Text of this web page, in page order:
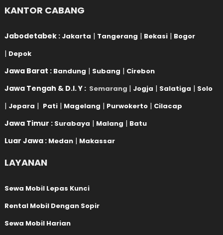
KANTOR CABANG
Jabodetabek : Jakarta | Tangerang | Bekasi | Bogor
| Depok
Jawa Barat : Bandung | Subang | Cirebon
Jawa Tengah & D.I. Y : Semarang | Jogja | Salatiga | Solo
| Jepara | Pati | Magelang | Purwokerto | Cilacap
Jawa Timur : Surabaya | Malang | Batu
Luar Jawa : Medan | Makassar
LAYANAN
Sewa Mobil Lepas Kunci
Rental Mobil Dengan Sopir
Sewa Mobil Harian